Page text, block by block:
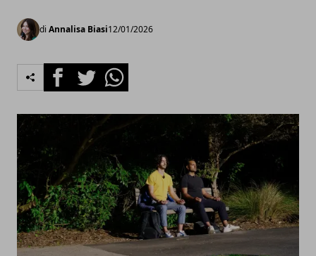
di Annalisa Biasi12/01/2026
FacebookTwitterWhatsapp